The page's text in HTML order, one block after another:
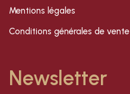
Mentions légales
Conditions générales de vente
Newsletter